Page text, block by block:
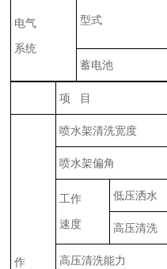
电气
系统
型式
蓄电池
项 目
作
喷水架清洗宽度
喷水架偏角
工作
速度
低压洒水
高压清洗
高压清洗能力